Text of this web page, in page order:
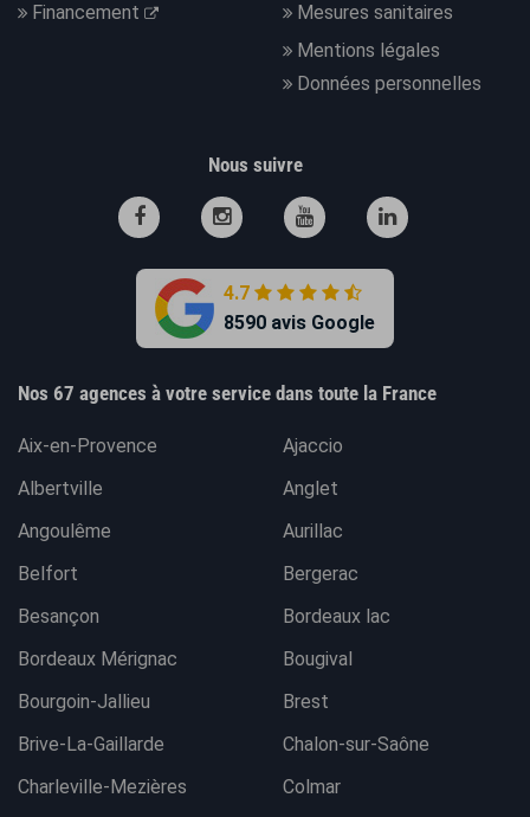
Financement
Mesures sanitaires
Mentions légales
Données personnelles
Nous suivre
4.7
8590 avis Google
Nos 67 agences à votre service dans toute la France
Aix-en-Provence
Ajaccio
Albertville
Anglet
Angoulême
Aurillac
Belfort
Bergerac
Besançon
Bordeaux lac
Bordeaux Mérignac
Bougival
Bourgoin-Jallieu
Brest
Brive-La-Gaillarde
Chalon-sur-Saône
Charleville-Mezières
Colmar